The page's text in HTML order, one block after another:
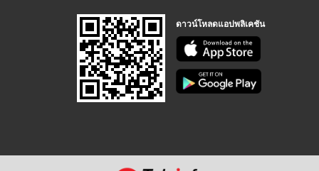
ดาวน์โหลดแอปพลิเคชัน